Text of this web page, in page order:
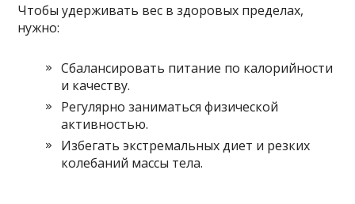
Чтобы удерживать вес в здоровых пределах,
нужно:
Сбалансировать питание по калорийности
и качеству.
Регулярно заниматься физической
активностью.
Избегать экстремальных диет и резких
колебаний массы тела.